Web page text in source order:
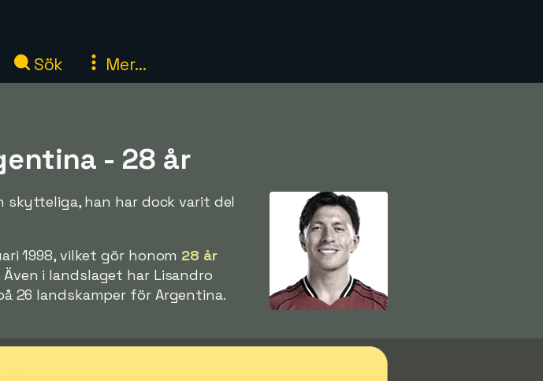
Sök Mer...
- 28 år
skytteliga, han har dock varit del
1998, vilket gör honom 28 år
i landslaget har Lisandro
26 landskamper för Argentina.